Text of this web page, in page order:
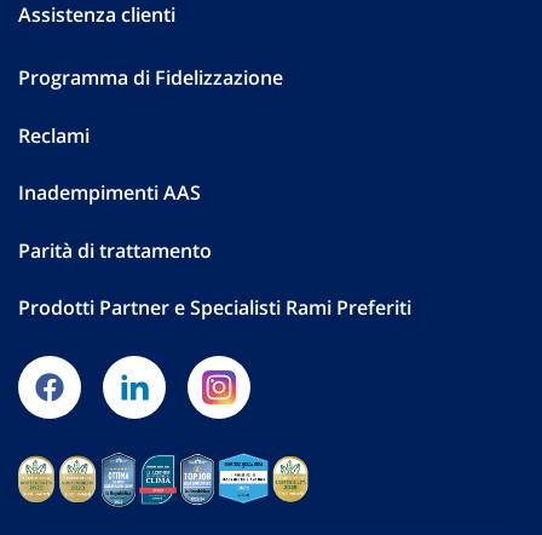
Assistenza clienti
Programma di Fidelizzazione
Reclami
Inadempimenti AAS
Parità di trattamento
Prodotti Partner e Specialisti Rami Preferiti